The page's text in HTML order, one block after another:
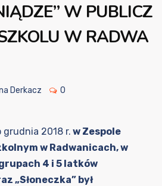
W PUBLICZ
W RADWA
Derkacz 0
grudnia 2018 r. w Zespole
w Radwanicach, w
4 i 5 latków
„Słoneczka” był